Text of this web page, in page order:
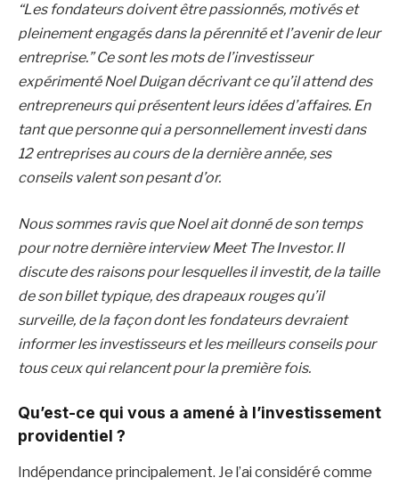
“Les fondateurs doivent être passionnés, motivés et
pleinement engagés dans la pérennité et l’avenir de leur
entreprise.” Ce sont les mots de l’investisseur
expérimenté Noel Duigan décrivant ce qu’il attend des
entrepreneurs qui présentent leurs idées d’affaires. En
tant que personne qui a personnellement investi dans
12 entreprises au cours de la dernière année, ses
conseils valent son pesant d’or.
Nous sommes ravis que Noel ait donné de son temps
pour notre dernière interview Meet The Investor. Il
discute des raisons pour lesquelles il investit, de la taille
de son billet typique, des drapeaux rouges qu’il
surveille, de la façon dont les fondateurs devraient
informer les investisseurs et les meilleurs conseils pour
tous ceux qui relancent pour la première fois.
Qu’est-ce qui vous a amené à l’investissement
providentiel ?
Indépendance principalement. Je l’ai considéré comme